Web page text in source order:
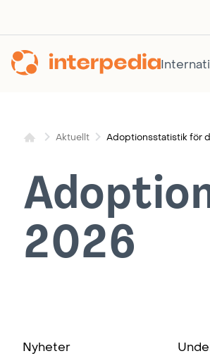
Aktuellt Adoptionsstatistik för
2026
Nyheter